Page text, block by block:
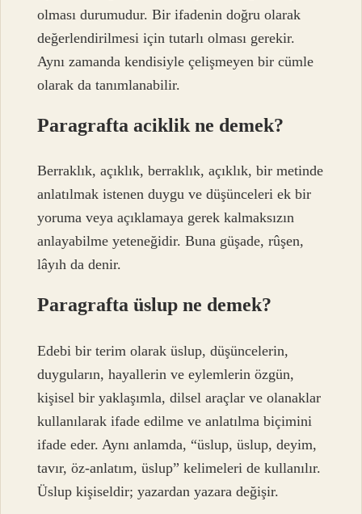
olması durumudur. Bir ifadenin doğru olarak
değerlendirilmesi için tutarlı olması gerekir.
Aynı zamanda kendisiyle çelişmeyen bir cümle
olarak da tanımlanabilir.
Paragrafta aciklik ne demek?
Berraklık, açıklık, berraklık, açıklık, bir metinde
anlatılmak istenen duygu ve düşünceleri ek bir
yoruma veya açıklamaya gerek kalmaksızın
anlayabilme yeteneğidir. Buna güşade, rûşen,
lâyıh da denir.
Paragrafta üslup ne demek?
Edebi bir terim olarak üslup, düşüncelerin,
duyguların, hayallerin ve eylemlerin özgün,
kişisel bir yaklaşımla, dilsel araçlar ve olanaklar
kullanılarak ifade edilme ve anlatılma biçimini
ifade eder. Aynı anlamda, “üslup, üslup, deyim,
tavır, öz-anlatım, üslup” kelimeleri de kullanılır.
Üslup kişiseldir; yazardan yazara değişir.